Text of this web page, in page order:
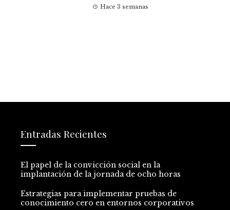
Hace 3 semanas
Entradas Recientes
El papel de la convicción social en la
implantación de la jornada de ocho horas
Estrategias para implementar pruebas de
conocimiento cero en entornos corporativos